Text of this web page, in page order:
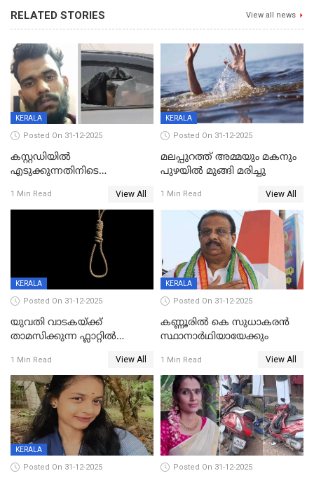
RELATED STORIES View all news
KERALA
Posted On 31-12-2025
കസ്റ്റഡിയിൽ
എടുക്കുന്നതിനിടെ
വധശ്രമക്കേസ് പ്രതി പിടിയിൽ
1 Min Read View All
KERALA
Posted On 31-12-2025
മലപ്പുറത്ത് അമ്മയും മകനും
പുഴയിൽ മുങ്ങി മരിച്ചു
1 Min Read View All
KERALA
Posted On 31-12-2025
യുവതി വാടകയ്ക്ക്
താമസിക്കുന്ന ഫ്ലാറ്റില്‍
സംഭവം കൈതപ്പൊയിലില്‍
1 Min Read View All
KERALA
Posted On 31-12-2025
കണ്ണൂരിൽ കെ സുധാകരൻ
സ്ഥാനാർഥിയായേക്കും
1 Min Read View All
KERALA
Posted On 31-12-2025 Posted On 31-12-2025